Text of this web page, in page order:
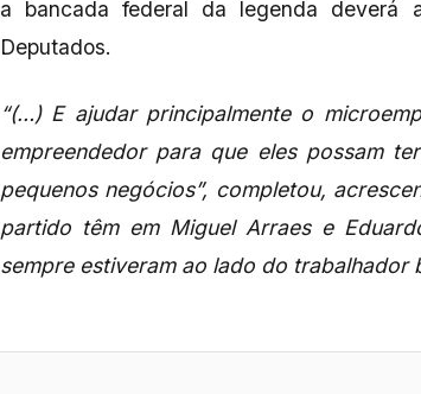
a bancada federal da legenda deverá
Deputados.
“(…) E ajudar principalmente o
empreendedor para que eles possam
pequenos negócios”, completou,
partido têm em Miguel Arraes e
sempre estiveram ao lado do trabalhador